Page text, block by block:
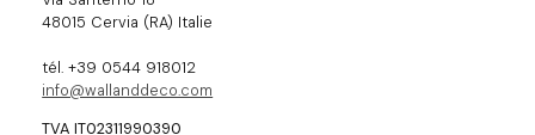
48015 Cervia (RA) Italie
tél. +39 0544 918012
info@wallanddeco.com
TVA IT02311990390